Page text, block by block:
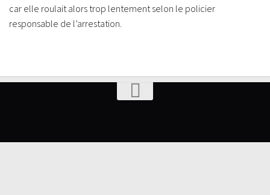
car elle roulait alors trop lentement selon le policier
responsable de l’arrestation.